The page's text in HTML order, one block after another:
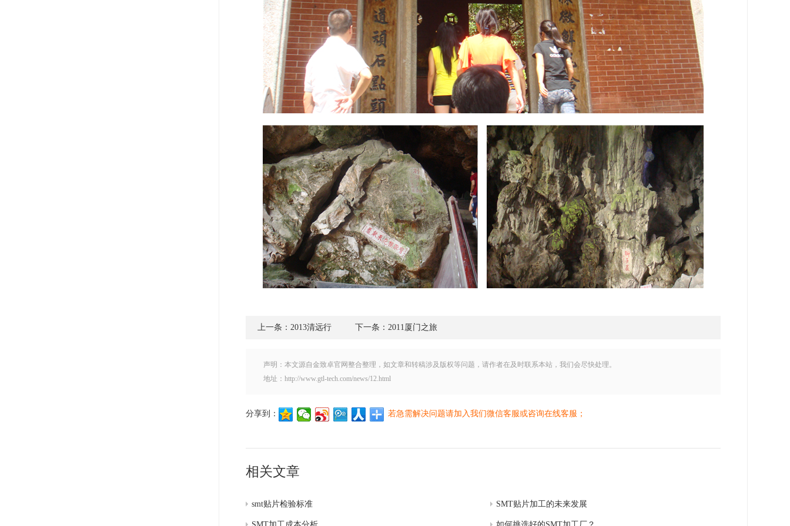
上一条：2013清远行 下一条：2011厦门之旅
声明：本文源自金致卓官网整合整理，如文章和转稿涉及版权等问题，请作者在及时联系本站，我们会尽快处理。
地址：http://www.gtl-tech.com/news/12.html
分享到： 若急需解决问题请加入我们微信客服或咨询在线客服；
相关文章
smt贴片检验标准 SMT贴片加工的未来发展